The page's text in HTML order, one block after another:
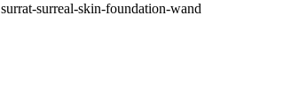
surrat-surreal-skin-foundation-wand